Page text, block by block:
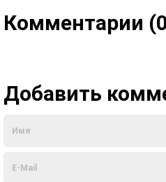
Комментарии
Добавить